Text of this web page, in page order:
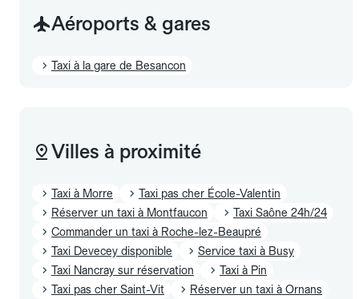
Aéroports & gares
Taxi à la gare de Besancon
Villes à proximité
Taxi à Morre
Taxi pas cher École-Valentin
Réserver un taxi à Montfaucon
Taxi Saône 24h/24
Commander un taxi à Roche-lez-Beaupré
Taxi Devecey disponible
Service taxi à Busy
Taxi Nancray sur réservation
Taxi à Pin
Taxi pas cher Saint-Vit
Réserver un taxi à Ornans